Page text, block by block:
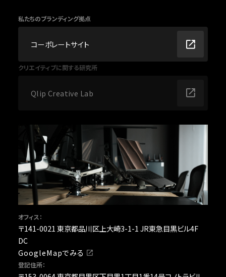
私たちのブランディング拠点
コーポレートサイト
クリエイティブに関する研究所
Qlip Creative Lab
オフィス：
〒141-0021 東京都品川区上大崎3-1-1 JR東急目黒ビル4F
DC
GoogleMapでみる
登記住所：